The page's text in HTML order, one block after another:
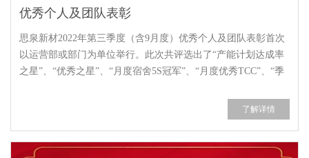
优秀个人及团队表彰
思泉新材2022年第三季度（含9月度）优秀个人及团队表彰首次
以运营部或部门为单位举行。此次共评选出了“产能计划达成率
之星”、“优秀之星”、“月度宿舍5S冠军”、“月度优秀TCC”、“季
了解详情